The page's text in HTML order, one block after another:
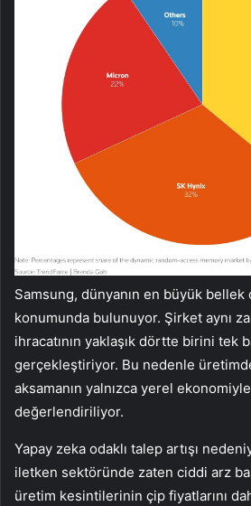
Samsung, dünyanın en büyük
konumunda bulunuyor. Şirket aynı
ihracatının yaklaşık dörtte birini tek
gerçekleştiriyor. Bu nedenle
aksamanın yalnızca yerel ekonomiyle
değerlendiriliyor.
Yapay zeka odaklı talep artışı
iletken sektöründe zaten ciddi arz
üretim kesintilerinin çip fiyatlarını